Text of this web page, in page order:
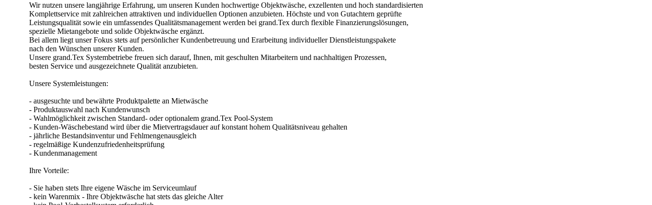
Wir nutzen unsere langjährige Erfahrung, um unseren Kunden hochwertige Objektwäsche, exzellenten und hoch standardisierten
Komplettservice mit zahlreichen attraktiven und individuellen Optionen anzubieten. Höchste und von Gutachtern geprüfte
Leistungsqualität sowie ein umfassendes Qualitätsmanagement werden bei grand.Tex durch flexible Finanzierungslösungen,
spezielle Mietangebote und solide Objektwäsche ergänzt.
Bei allem liegt unser Fokus stets auf persönlicher Kundenbetreuung und Erarbeitung individueller Dienstleistungspakete
nach den Wünschen unserer Kunden.
Unsere grand.Tex Systembetriebe freuen sich darauf, Ihnen, mit geschulten Mitarbeitern und nachhaltigen Prozessen,
besten Service und ausgezeichnete Qualität anzubieten.
Unsere Systemleistungen:
- ausgesuchte und bewährte Produktpalette an Mietwäsche
- Produktauswahl nach Kundenwunsch
- Wahlmöglichkeit zwischen Standard- oder optionalem grand.Tex Pool-System
- Kunden-Wäschebestand wird über die Mietvertragsdauer auf konstant hohem Qualitätsniveau gehalten
- jährliche Bestandsinventur und Fehlmengenausgleich
- regelmäßige Kundenzufriedenheitsprüfung
- Kundenmanagement
Ihre Vorteile:
- Sie haben stets Ihre eigene Wäsche im Serviceumlauf
- kein Warenmix - Ihre Objektwäsche hat stets das gleiche Alter